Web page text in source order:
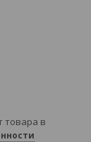
товара в